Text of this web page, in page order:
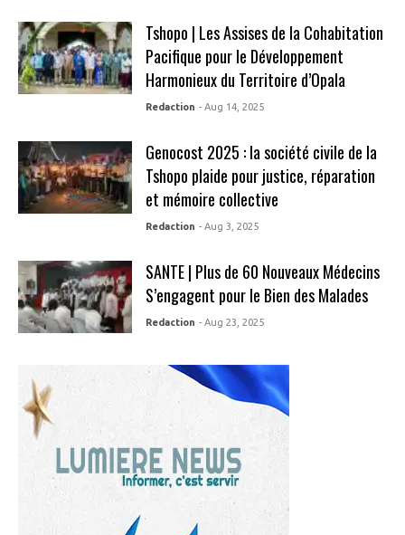
Tshopo | Les Assises de la Cohabitation
Pacifique pour le Développement
Harmonieux du Territoire d’Opala
Redaction - Aug 14, 2025
Genocost 2025 : la société civile de la
Tshopo plaide pour justice, réparation
et mémoire collective
Redaction - Aug 3, 2025
SANTE | Plus de 60 Nouveaux Médecins
S’engagent pour le Bien des Malades
Redaction - Aug 23, 2025